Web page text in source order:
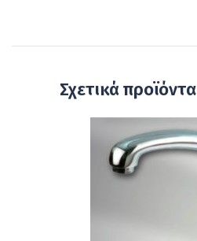
Σχετικά προϊόντα